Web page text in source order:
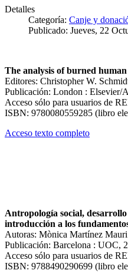
Detalles
Categoría: Canje y
Publicado: Jueves, 22
The analysis of burned
Editores: Christopher W.
Publicación: London : Elsevier/
Acceso sólo para usuarios de
ISBN: 9780080559285 (libro
Acceso texto completo
Antropología social,
introducción a los
Autoras: Mònica Martínez
Publicación: Barcelona : UOC,
Acceso sólo para usuarios de
ISBN: 9788490290699 (libro